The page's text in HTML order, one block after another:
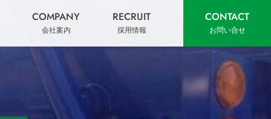
COMPANY
会社案内
RECRUIT
採用情報
CONTACT
お問い合せ